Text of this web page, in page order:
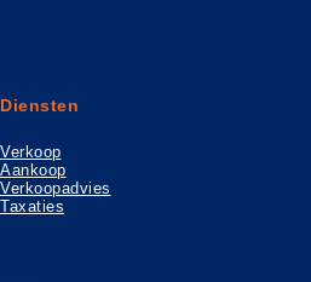
Diensten
Verkoop
Aankoop
Verkoopadvies
Taxaties